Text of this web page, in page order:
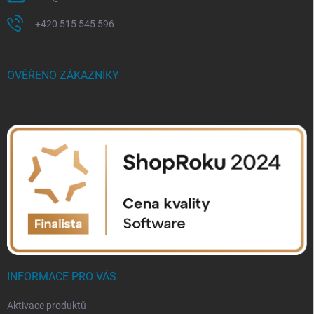
+420 515 545 596
OVĚŘENO ZÁKAZNÍKY
INFORMACE PRO VÁS
Aktivace produktů